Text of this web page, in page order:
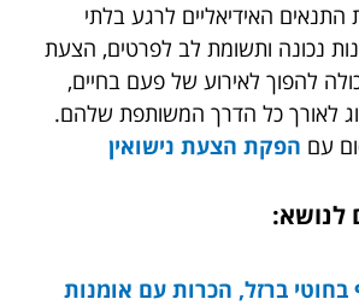
התנאים האידיאליים לרגע בלתי
נכונה ותשומת לב לפרטים, הצעת
להפוך לאירוע של פעם בחיים,
לאורך כל הדרך המשותפת שלהם.
עם הפקת הצעת נישואין
לנושא:
בחוטי ברזל, הכרות עם אומנות